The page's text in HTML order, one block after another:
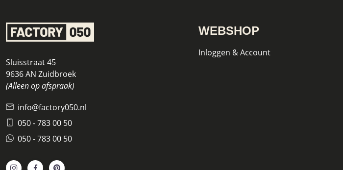
Sluisstraat 45
9636 AN Zuidbroek
(Alleen op afspraak)
info@factory050.nl
050 - 783 00 50
050 - 783 00 50
WEBSHOP
Inloggen & Account